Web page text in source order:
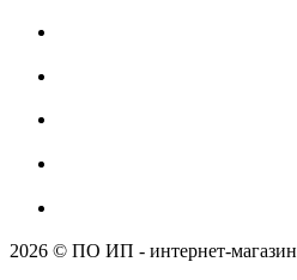
2026 © ПО ИП - интернет-магазин